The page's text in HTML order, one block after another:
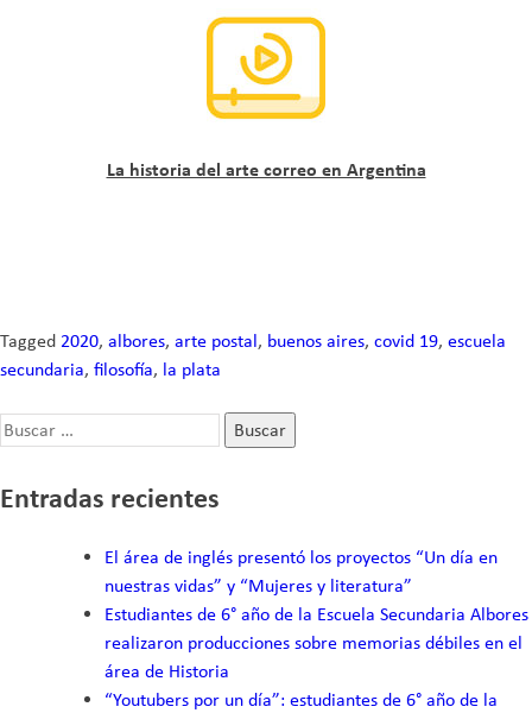
La historia del arte correo en Argentina
Tagged 2020, albores, arte postal, buenos aires, covid 19, escuela
secundaria, filosofía, la plata
Buscar:
Entradas recientes
El área de inglés presentó los proyectos “Un día en
nuestras vidas” y “Mujeres y literatura”
Estudiantes de 6° año de la Escuela Secundaria Albores
realizaron producciones sobre memorias débiles en el
área de Historia
“Youtubers por un día”: estudiantes de 6° año de la